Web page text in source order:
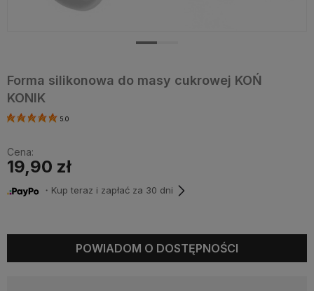
Forma silikonowa do masy cukrowej KOŃ
KONIK
5.0
Cena:
19,90 zł
・Kup teraz i zapłać za 30 dni
POWIADOM O DOSTĘPNOŚCI